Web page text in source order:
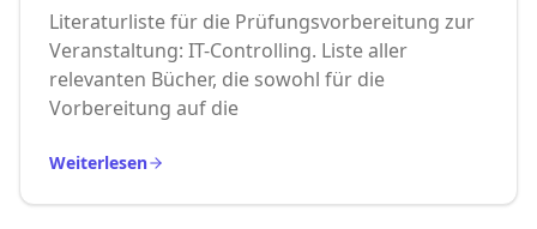
Literaturliste für die Prüfungsvorbereitung zur
Veranstaltung: IT-Controlling. Liste aller
relevanten Bücher, die sowohl für die
Vorbereitung auf die
Weiterlesen